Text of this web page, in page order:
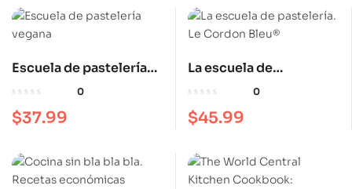
Escuela de pastelería
vegana
0
$37.99
La escuela de
pastelería. Le Cordon
Bleu®
0
$45.99